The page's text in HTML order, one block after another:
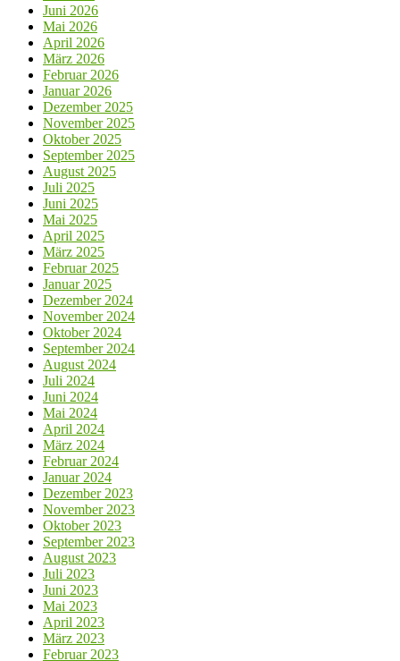
Juni 2026
Mai 2026
April 2026
März 2026
Februar 2026
Januar 2026
Dezember 2025
November 2025
Oktober 2025
September 2025
August 2025
Juli 2025
Juni 2025
Mai 2025
April 2025
März 2025
Februar 2025
Januar 2025
Dezember 2024
November 2024
Oktober 2024
September 2024
August 2024
Juli 2024
Juni 2024
Mai 2024
April 2024
März 2024
Februar 2024
Januar 2024
Dezember 2023
November 2023
Oktober 2023
September 2023
August 2023
Juli 2023
Juni 2023
Mai 2023
April 2023
März 2023
Februar 2023